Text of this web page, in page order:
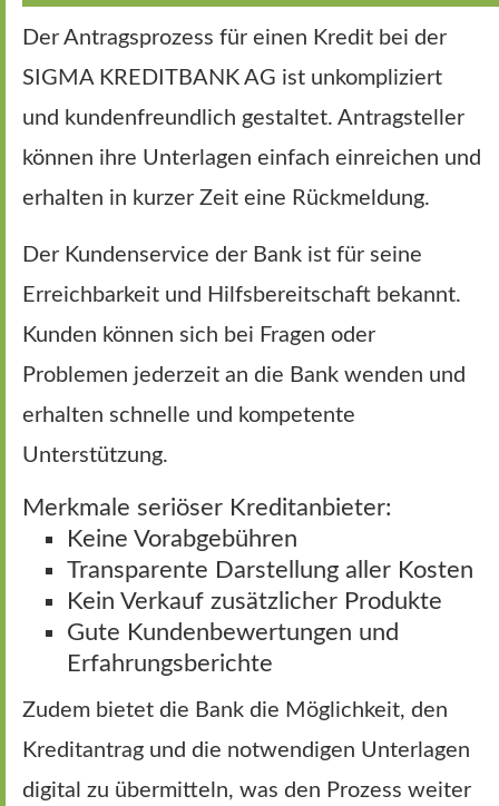
Der Antragsprozess für einen Kredit bei der
SIGMA KREDITBANK AG ist unkompliziert
und kundenfreundlich gestaltet. Antragsteller
können ihre Unterlagen einfach einreichen und
erhalten in kurzer Zeit eine Rückmeldung.
Der Kundenservice der Bank ist für seine
Erreichbarkeit und Hilfsbereitschaft bekannt.
Kunden können sich bei Fragen oder
Problemen jederzeit an die Bank wenden und
erhalten schnelle und kompetente
Unterstützung.
Merkmale seriöser Kreditanbieter:
Keine Vorabgebühren
Transparente Darstellung aller Kosten
Kein Verkauf zusätzlicher Produkte
Gute Kundenbewertungen und
Erfahrungsberichte
Zudem bietet die Bank die Möglichkeit, den
Kreditantrag und die notwendigen Unterlagen
digital zu übermitteln, was den Prozess weiter